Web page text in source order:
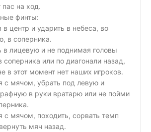
пас на ход.
финты:
центр и ударить в небеса, во
в соперника.
в лицевую и не поднимая головы
соперника или по диагонали назад,
в этот момент нет наших игроков.
с мячом, убрать под левую и
в руки вратарю или не пойми
с мячом, походить, сорвать темп
мяч назад.